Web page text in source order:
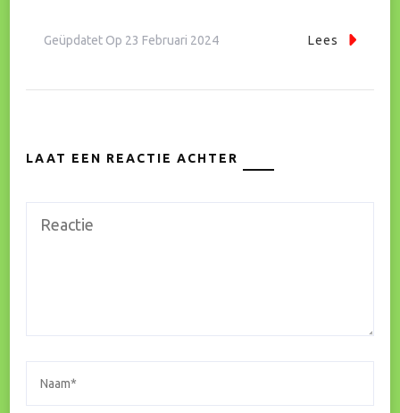
Geüpdatet Op 23 Februari 2024 Lees
LAAT EEN REACTIE ACHTER